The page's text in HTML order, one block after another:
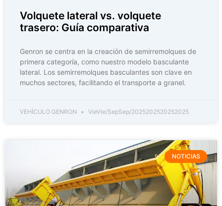
Volquete lateral vs. volquete
trasero: Guía comparativa
Genron se centra en la creación de semirremolques de
primera categoría, como nuestro modelo basculante
lateral. Los semirremolques basculantes son clave en
muchos sectores, facilitando el transporte a granel.
VEHÍCULO GENRON VieVie/SepSep/2025202520252025
NOTICIAS